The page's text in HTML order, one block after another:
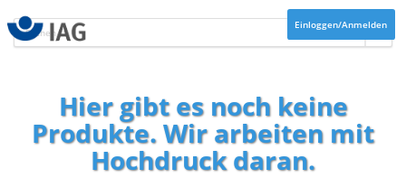
Einloggen/Anmelden
Hier gibt es noch keine
Produkte. Wir arbeiten mit
Hochdruck daran.